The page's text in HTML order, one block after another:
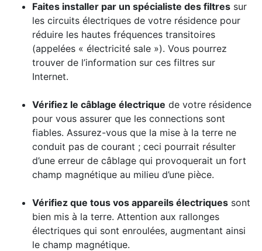
Faites installer par un spécialiste des filtres sur
les circuits électriques de votre résidence pour
réduire les hautes fréquences transitoires
(appelées « électricité sale »). Vous pourrez
trouver de l’information sur ces filtres sur
Internet.
Vérifiez le câblage électrique de votre résidence
pour vous assurer que les connections sont
fiables. Assurez-vous que la mise à la terre ne
conduit pas de courant ; ceci pourrait résulter
d’une erreur de câblage qui provoquerait un fort
champ magnétique au milieu d’une pièce.
Vérifiez que tous vos appareils électriques sont
bien mis à la terre. Attention aux rallonges
électriques qui sont enroulées, augmentant ainsi
le champ magnétique.